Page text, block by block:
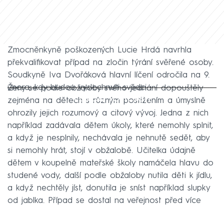
Zmocněnkyně poškozených Lucie Hrdá navrhla
překvalifikovat případ na zločin týrání svěřené osoby.
Soudkyně Iva Dvořáková hlavní líčení odročila na 9.
února, kdy budou vyslechnuti svědci.
Failed to fetch
Ženy se podle obžaloby svého jednání dopouštěly
zejména na dětech s různým postižením a úmyslně
ohrozily jejich rozumový a citový vývoj. Jedna z nich
například zadávala dětem úkoly, které nemohly splnit,
a když je nesplnily, nechávala je nehnutě sedět, aby
si nemohly hrát, stojí v obžalobě. Učitelka údajně
dětem v koupelně mateřské školy namáčela hlavu do
studené vody, další podle obžaloby nutila děti k jídlu,
a když nechtěly jíst, donutila je sníst například slupky
od jablka. Případ se dostal na veřejnost před více